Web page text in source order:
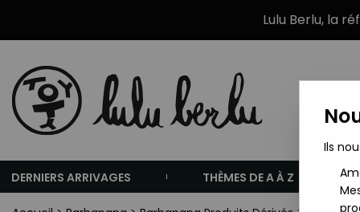
Lulu Berlu, la
DERNIERS ARRIVAGES THÈMES DE A À Z
Ils